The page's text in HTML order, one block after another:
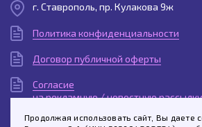
Продолжая использовать сайт, Вы даете
г. Ставрополь, пр. Кулакова 9ж
Политика конфиденциальности
Договор публичной оферты
Согласие
на рекламную / новостную рассылку
Согласие